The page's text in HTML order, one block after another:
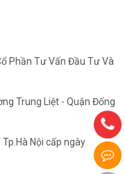
Phần Tư Vấn Đầu Tư Và
Trung Liệt - Quận Đống
Nội cấp ngày